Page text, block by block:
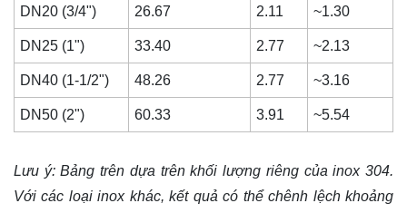
DN20 (3/4") 26.67 2.11 ~1.30
DN25 (1") 33.40 2.77 ~2.13
DN40 (1-1/2") 48.26 2.77 ~3.16
DN50 (2") 60.33 3.91 ~5.54
Lưu ý: Bảng trên dựa trên khối lượng riêng của inox 304.
Với các loại inox khác, kết quả có thể chênh lệch khoảng